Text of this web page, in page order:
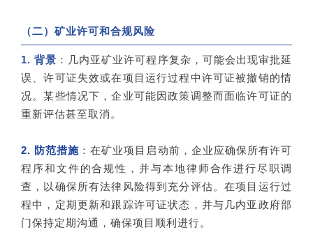
（二）矿业许可和合规风险
1. 背景 ：几内亚矿业许可程序复杂，可能会出现审批延
误、许可证失效或在项目运行过程中许可证被撤销的情
况。某些情况下，企业可能因政策调整而面临许可证的
重新评估甚至取消。
2. 防范措施 ：在矿业项目启动前，企业应确保所有许可
程序和文件的合规性，并与本地律师合作进行尽职调
查，以确保所有法律风险得到充分评估。在项目运行过
程中，定期更新和跟踪许可证状态，并与几内亚政府部
门保持定期沟通，确保项目顺利进行。